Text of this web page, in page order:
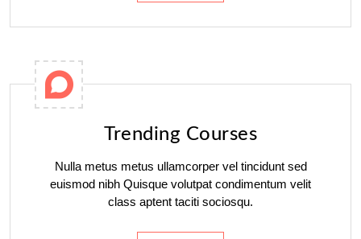
Trending Courses
Nulla metus metus ullamcorper vel tincidunt sed
euismod nibh Quisque volutpat condimentum velit
class aptent taciti sociosqu.